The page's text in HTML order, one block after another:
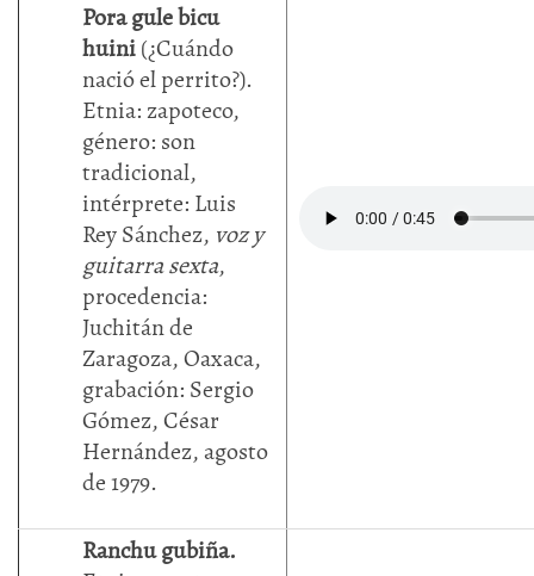
Pora gule bicu
huini(¿Cuándo
nació el perrito?).
Etnia: zapoteco,
género: son
tradicional,
intérprete: Luis
Rey Sánchez, voz y
guitarra sexta,
procedencia:
Juchitán de
Zaragoza, Oaxaca,
grabación: Sergio
Gómez, César
Hernández, agosto
de 1979.
Ranchu gubiña.